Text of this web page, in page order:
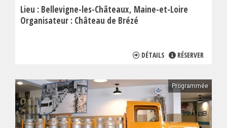
Lieu : Bellevigne-les-Châteaux Maine-et-Loire
Organisateur : Château de Brézé
DÉTAILS RÉSERVER
Programmée